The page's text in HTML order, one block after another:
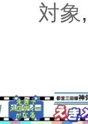
対象,